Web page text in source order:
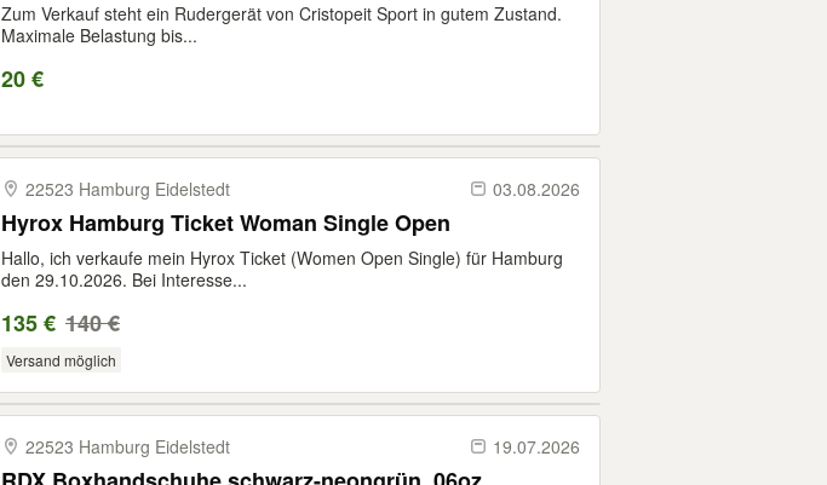
Zum Verkauf steht ein Rudergerät von Cristopeit Sport in gutem Zustand.
Maximale Belastung bis...
20 €
22523 Hamburg Eidelstedt 03.08.2026
Hyrox Hamburg Ticket Woman Single Open
Hallo, ich verkaufe mein Hyrox Ticket (Women Open Single) für Hamburg
den 29.10.2026. Bei Interesse...
135 € 140 €
Versand möglich
22523 Hamburg Eidelstedt 19.07.2026